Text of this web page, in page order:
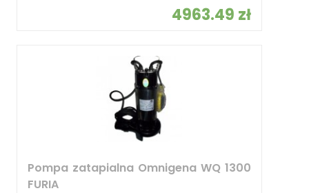
4963.49 zł
Pompa zatapialna Omnigena WQ 1300
FURIA